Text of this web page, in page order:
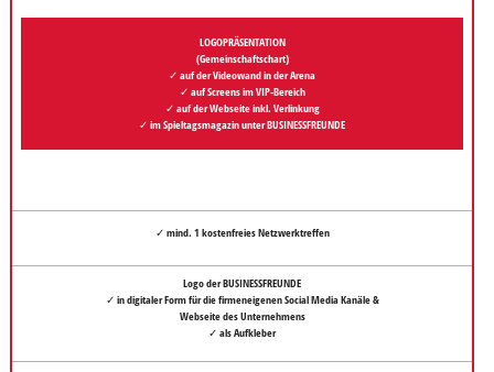
LOGOPRÄSENTATION
(Gemeinschaftschart)
✓ auf der Videowand in der Arena
✓ auf Screens im VIP-Bereich
✓ auf der Webseite inkl. Verlinkung
✓ im Spieltagsmagazin unter BUSINESSFREUNDE
✓ mind. 1 kostenfreiesNetzwerktreffen
Logo der BUSINESSFREUNDE
✓ in digitaler Form für die firmeneigenen Social Media Kanäle &
Webseite des Unternehmens
✓ als Aufkleber